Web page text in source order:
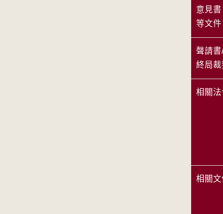
意見
等文件
聲請
終局
相關
相關